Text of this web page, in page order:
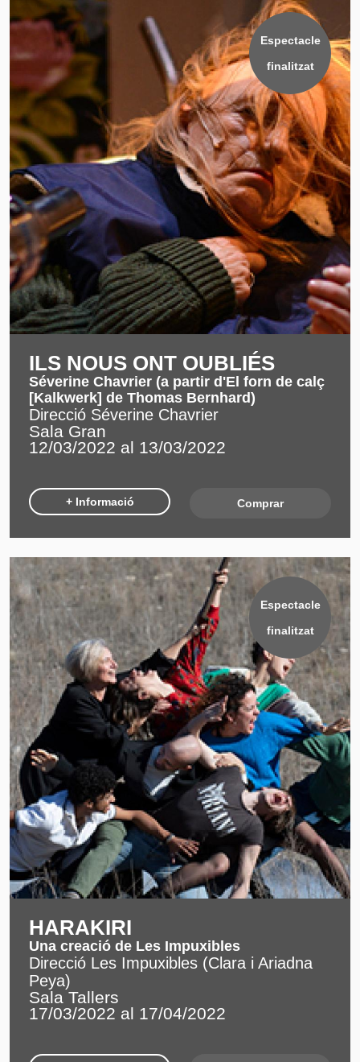
Espectacle
finalitzat
ILS NOUS ONT OUBLIÉS
Séverine Chavrier (a partir d'El forn de calç
[Kalkwerk] de Thomas Bernhard)
Direcció Séverine Chavrier
Sala Gran
12/03/2022 al 13/03/2022
+ Informació Comprar
Espectacle
finalitzat
HARAKIRI
Una creació de Les Impuxibles
Direcció Les Impuxibles (Clara i Ariadna
Peya)
Sala Tallers
17/03/2022 al 17/04/2022